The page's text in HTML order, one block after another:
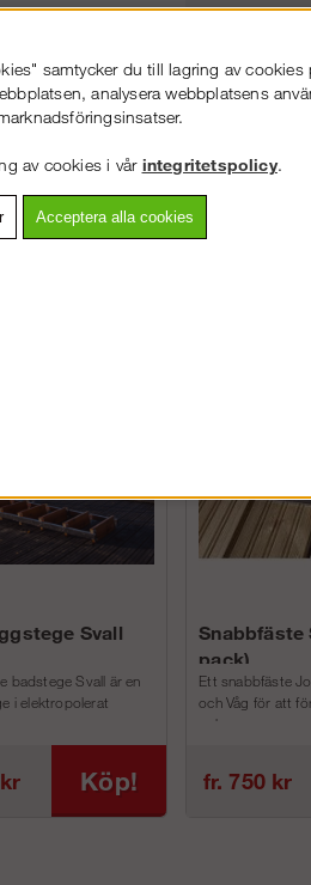
Artnr:
info
Svall
badstege Svall är en
i elektropolerat
Köp!
Snabbfäste
pack)
Ett snabbfäste
och Våg för att
och m...
fr. 750 kr
samtycker du till lagring av cookies
analysera webbplatsens
av cookies i vår integritetspolicy.
Acceptera alla cookies
STEGPROFFSEN.SE